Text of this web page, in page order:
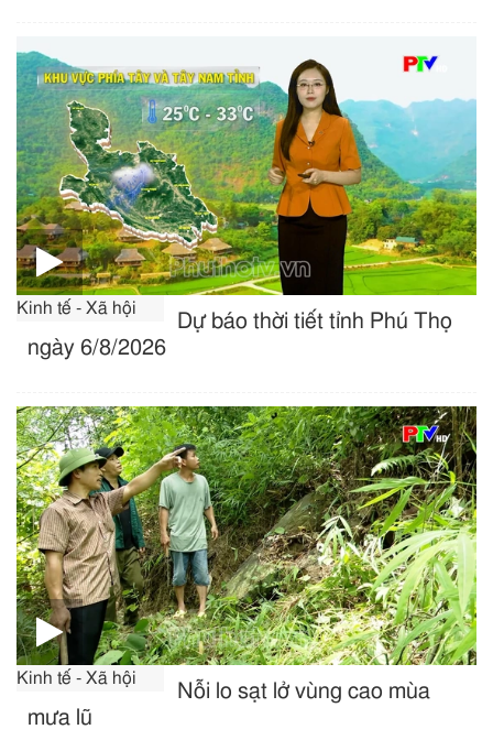
Kinh tế - Xã hội
Dự báo thời tiết tỉnh Phú Thọ
ngày 6/8/2026
Kinh tế - Xã hội
Nỗi lo sạt lở vùng cao mùa
mưa lũ